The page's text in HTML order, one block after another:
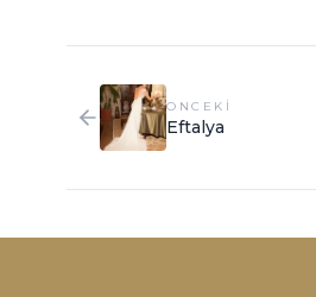
ONCEKI
Eftalya